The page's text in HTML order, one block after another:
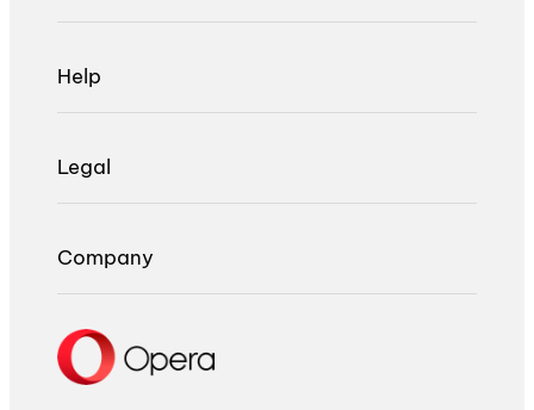
Help
Legal
Company